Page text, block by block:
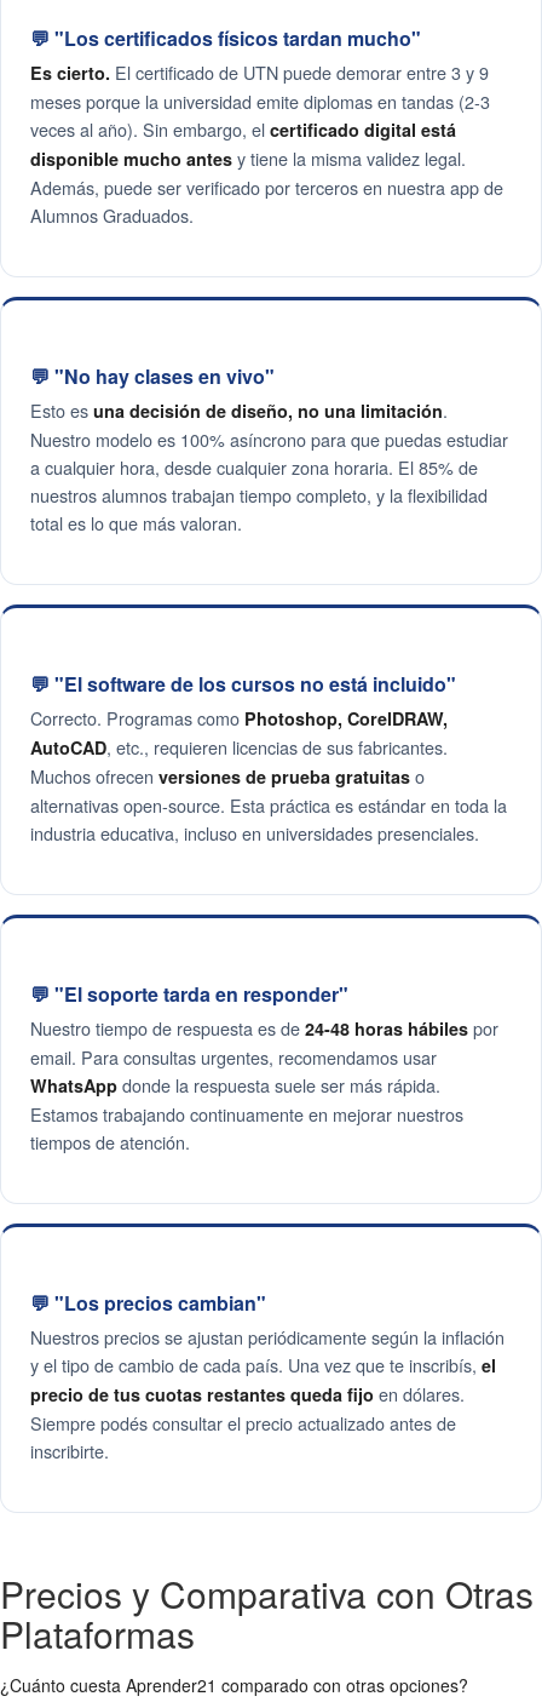
💬 "Los certificados físicos tardan mucho"
Es cierto. El certificado de UTN puede demorar entre 3 y 9
meses porque la universidad emite diplomas en tandas (2-3
veces al año). Sin embargo, el certificado digital está
disponible mucho antes y tiene la misma validez legal.
Además, puede ser verificado por terceros en nuestra app de
Alumnos Graduados.
💬 "No hay clases en vivo"
Esto es una decisión de diseño, no una limitación.
Nuestro modelo es 100% asíncrono para que puedas estudiar
a cualquier hora, desde cualquier zona horaria. El 85% de
nuestros alumnos trabajan tiempo completo, y la flexibilidad
total es lo que más valoran.
💬 "El software de los cursos no está incluido"
Correcto. Programas como Photoshop, CorelDRAW,
AutoCAD, etc., requieren licencias de sus fabricantes.
Muchos ofrecen versiones de prueba gratuitas o
alternativas open-source. Esta práctica es estándar en toda la
industria educativa, incluso en universidades presenciales.
💬 "El soporte tarda en responder"
Nuestro tiempo de respuesta es de 24-48 horas hábiles por
email. Para consultas urgentes, recomendamos usar
WhatsApp donde la respuesta suele ser más rápida.
Estamos trabajando continuamente en mejorar nuestros
tiempos de atención.
💬 "Los precios cambian"
Nuestros precios se ajustan periódicamente según la inflación
y el tipo de cambio de cada país. Una vez que te inscribís, el
precio de tus cuotas restantes queda fijo en dólares.
Siempre podés consultar el precio actualizado antes de
inscribirte.
Precios y Comparativa con Otras
Plataformas
¿Cuánto cuesta Aprender21 comparado con otras opciones?